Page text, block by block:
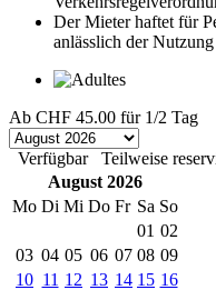
Der Mieter haftet für
anlässlich der
Ab CHF 45.00 für 1/2 Tag
Verfügbar Teilweise
August 2026
Mo Di Mi Do Fr Sa So
01 02
03 04 05 06 07 08 09
10 11 12 13 14 15 16